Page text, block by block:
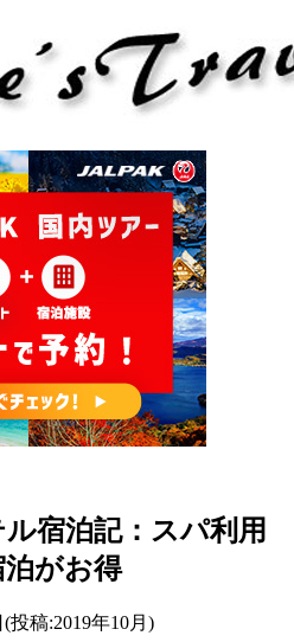
宿泊記：スパ利用
がお得
投稿:2019年10月)